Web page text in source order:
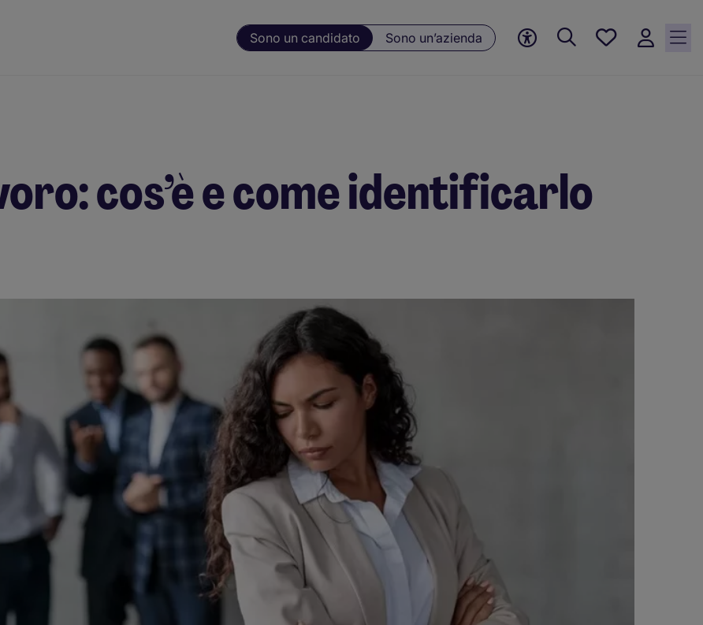
Sono un candidato Sono un’azienda
Preferiti, 0
cos’è e come identificarlo